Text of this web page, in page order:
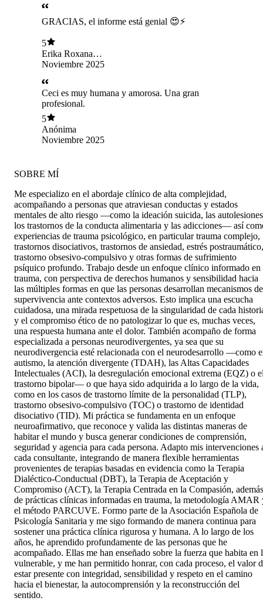
GRACIAS, el informe está genial 😍⚡️
5
Erika Roxana
Chacón Trillos
Noviembre 2025
Ceci es muy humana y amorosa. Una gran
profesional.
5
Anónima
Noviembre 2025
SOBRE MÍ
Me especializo en el abordaje clínico de alta complejidad,
acompañando a personas que atraviesan conductas y estados
mentales de alto riesgo —como la ideación suicida, las
los trastornos de la conducta alimentaria y las adicciones— así
experiencias de trauma psicológico, en particular trauma complejo,
trastornos disociativos, trastornos de ansiedad, estrés postraumático,
trastorno obsesivo-compulsivo y otras formas de sufrimiento
psíquico profundo. Trabajo desde un enfoque clínico informado en
trauma, con perspectiva de derechos humanos y sensibilidad hacia
las múltiples formas en que las personas desarrollan mecanismos de
supervivencia ante contextos adversos. Esto implica una escucha
cuidadosa, una mirada respetuosa de la singularidad de cada
y el compromiso ético de no patologizar lo que es, muchas veces,
una respuesta humana ante el dolor. También acompaño de forma
especializada a personas neurodivergentes, ya sea que su
neurodivergencia esté relacionada con el neurodesarrollo —como
autismo, la atención divergente (TDAH), las Altas Capacidades
Intelectuales (ACI), la desregulación emocional extrema (EQZ) o
trastorno bipolar— o que haya sido adquirida a lo largo de la vida,
como en los casos de trastorno límite de la personalidad (TLP),
trastorno obsesivo-compulsivo (TOC) o trastorno de identidad
disociativo (TID). Mi práctica se fundamenta en un enfoque
neuroafirmativo, que reconoce y valida las distintas maneras de
habitar el mundo y busca generar condiciones de comprensión,
seguridad y agencia para cada persona. Adapto mis intervenciones
cada consultante, integrando de manera flexible herramientas
provenientes de terapias basadas en evidencia como la Terapia
Dialéctico-Conductual (DBT), la Terapia de Aceptación y
Compromiso (ACT), la Terapia Centrada en la Compasión, además
de prácticas clínicas informadas en trauma, la metodología AMAR
el método PARCUVE. Formo parte de la Asociación Española de
Psicología Sanitaria y me sigo formando de manera continua para
sostener una práctica clínica rigurosa y humana. A lo largo de los
años, he aprendido profundamente de las personas que he
acompañado. Ellas me han enseñado sobre la fuerza que habita en
vulnerable, y me han permitido honrar, con cada proceso, el valor
estar presente con integridad, sensibilidad y respeto en el camino
hacia el bienestar, la autocomprensión y la reconstrucción del
sentido.